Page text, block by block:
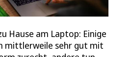
Hause am Laptop: Einige
mittlerweile sehr gut mit